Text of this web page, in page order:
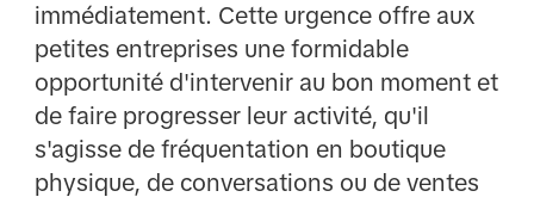
immédiatement. Cette urgence offre aux
petites entreprises une formidable
opportunité d'intervenir au bon moment et
de faire progresser leur activité, qu'il
s'agisse de fréquentation en boutique
physique, de conversations ou de ventes